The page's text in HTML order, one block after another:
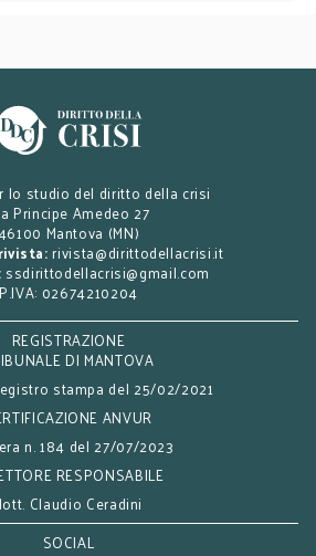
lo studio del diritto della crisi
Principe Amedeo 27
46100 Mantova (MN)
rivista@dirittodellacrisi.it
ssdirittodellacrisi@gmail.com
P.IVA: 02674210204
REGISTRAZIONE
DI MANTOVA
stampa del 25/02/2021
ANVUR
n. 184 del 27/07/2023
RESPONSABILE
Claudio Ceradini
SOCIAL